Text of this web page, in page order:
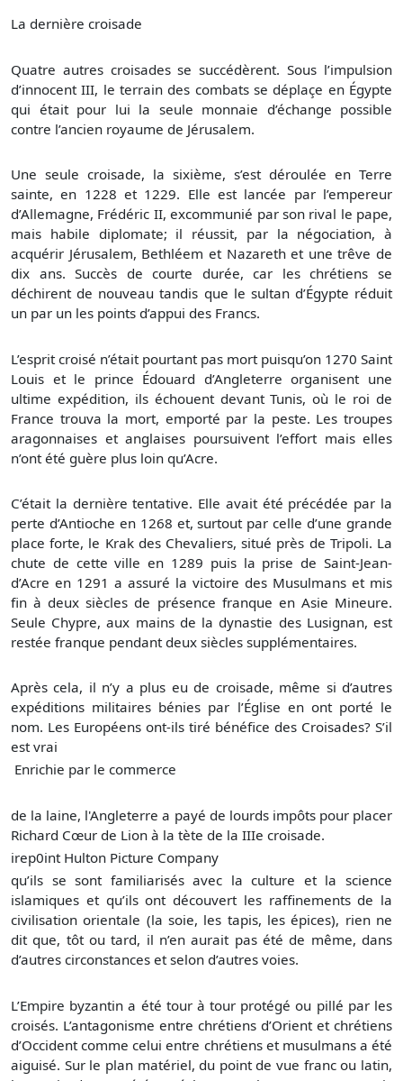
La dernière croisade
Quatre autres croisades se succédèrent. Sous l’impulsion
d’innocent III, le terrain des combats se déplaçe en Égypte
qui était pour lui la seule monnaie d’échange possible
contre l’ancien royaume de Jérusalem.
Une seule croisade, la sixième, s’est déroulée en Terre
sainte, en 1228 et 1229. Elle est lancée par l’empereur
d’Allemagne, Frédéric II, excommunié par son rival le pape,
mais habile diplomate; il réussit, par la négociation, à
acquérir Jérusalem, Bethléem et Nazareth et une trêve de
dix ans. Succès de courte durée, car les chrétiens se
déchirent de nouveau tandis que le sultan d’Égypte réduit
un par un les points d’appui des Francs.
L’esprit croisé n’était pourtant pas mort puisqu’on 1270 Saint
Louis et le prince Édouard d’Angleterre organisent une
ultime expédition, ils échouent devant Tunis, où le roi de
France trouva la mort, emporté par la peste. Les troupes
aragonnaises et anglaises poursuivent l’effort mais elles
n’ont été guère plus loin qu’Acre.
C’était la dernière tentative. Elle avait été précédée par la
perte d’Antioche en 1268 et, surtout par celle d’une grande
place forte, le Krak des Chevaliers, situé près de Tripoli. La
chute de cette ville en 1289 puis la prise de Saint-Jean-
d’Acre en 1291 a assuré la victoire des Musulmans et mis
fin à deux siècles de présence franque en Asie Mineure.
Seule Chypre, aux mains de la dynastie des Lusignan, est
restée franque pendant deux siècles supplémentaires.
Après cela, il n’y a plus eu de croisade, même si d’autres
expéditions militaires bénies par l’Église en ont porté le
nom. Les Européens ont-ils tiré bénéfice des Croisades? S’il
est vrai
Enrichie par le commerce
de la laine, l'Angleterre a payé de lourds impôts pour placer
Richard Cœur de Lion à la tète de la IIIe croisade.
irep0int Hulton Picture Company
qu’ils se sont familiarisés avec la culture et la science
islamiques et qu’ils ont découvert les raffinements de la
civilisation orientale (la soie, les tapis, les épices), rien ne
dit que, tôt ou tard, il n’en aurait pas été de même, dans
d’autres circonstances et selon d’autres voies.
L’Empire byzantin a été tour à tour protégé ou pillé par les
croisés. L’antagonisme entre chrétiens d’Orient et chrétiens
d’Occident comme celui entre chrétiens et musulmans a été
aiguisé. Sur le plan matériel, du point de vue franc ou latin,